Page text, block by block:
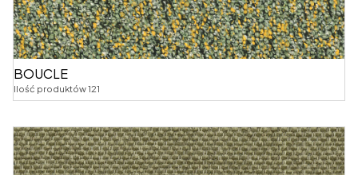
BOUCLE
Ilość produktów 121